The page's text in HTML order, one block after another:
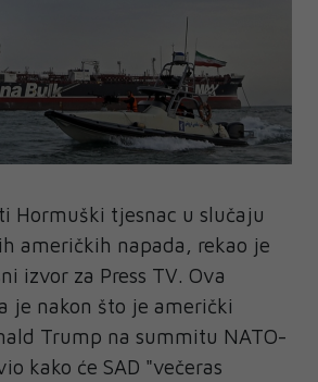
Hormuški tjesnac u slučaju
američkih napada, rekao je
izvor za Press TV. Ova
je nakon što je američki
Trump na summitu NATO-
kako će SAD "večeras